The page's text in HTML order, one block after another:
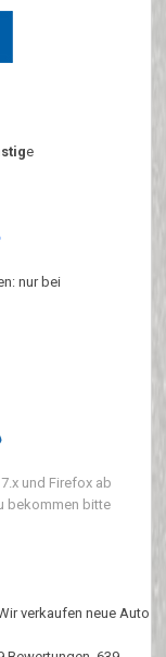
e
nur bei
und Firefox ab
bekommen bitte
verkaufen neue Auto